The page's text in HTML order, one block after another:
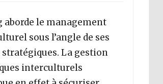
aborde le management
sous l’angle de ses
stratégiques. La gestion
interculturels